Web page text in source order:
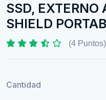
SSD, EXTERNO
SHIELD
(4 Puntos)
Cantidad